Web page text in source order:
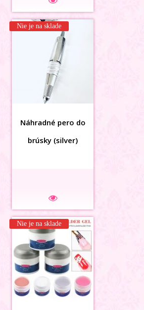
3D MAŠLIČKY holog
ružové
3D MAŠLIČKY siet
Nie je na sklade
Náhradné pero do
brúsky (silver)
Nie je na sklade